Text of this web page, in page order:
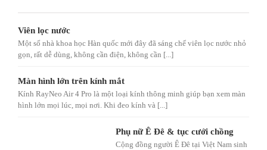
Viên lọc nước
Một số nhà khoa học Hàn quốc mới đây đã sáng chế viên lọc nước nhỏ
gọn, rất dễ dùng, không cần điện, không cần [...]
Màn hình lớn trên kính mắt
Kính RayNeo Air 4 Pro là một loại kính thông minh giúp bạn xem màn
hình lớn mọi lúc, mọi nơi. Khi đeo kính và [...]
Phụ nữ Ê Đê & tục cưới chồng
Cộng đồng người Ê Đê tại Việt Nam sinh